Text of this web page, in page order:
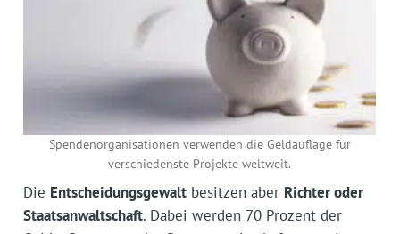
Spendenorganisationen verwenden die Geldauflage für
verschiedenste Projekte weltweit.
Die Entscheidungsgewaltbesitzen aber Richter oder
Staatsanwaltschaft. Dabei werden 70 Prozent der